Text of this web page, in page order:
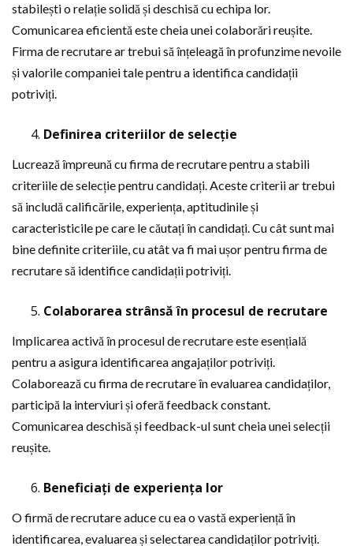
stabilești o relație solidă și deschisă cu echipa lor.
Comunicarea eficientă este cheia unei colaborări reușite.
Firma de recrutare ar trebui să înțeleagă în profunzime nevoile
și valorile companiei tale pentru a identifica candidații
potriviți.
Definirea criteriilor de selecție
Lucrează împreună cu firma de recrutare pentru a stabili
criteriile de selecție pentru candidați. Aceste criterii ar trebui
să includă calificările, experiența, aptitudinile și
caracteristicile pe care le căutați în candidați. Cu cât sunt mai
bine definite criteriile, cu atât va fi mai ușor pentru firma de
recrutare să identifice candidații potriviți.
Colaborarea strânsă în procesul de recrutare
Implicarea activă în procesul de recrutare este esențială
pentru a asigura identificarea angajaților potriviți.
Colaborează cu firma de recrutare în evaluarea candidaților,
participă la interviuri și oferă feedback constant.
Comunicarea deschisă și feedback-ul sunt cheia unei selecții
reușite.
Beneficiați de experiența lor
O firmă de recrutare aduce cu ea o vastă experiență în
identificarea, evaluarea și selectarea candidaților potriviți.